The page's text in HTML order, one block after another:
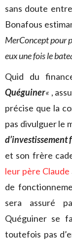
sans doute
Bonafous
MerConcept pour
eux une fois le
Quid du
Quéguiner« ,
précise que la
pas divulguer le
d’investissement
et son frère
leur père Claude
de
sera assuré
Quéguiner se
toutefois pas